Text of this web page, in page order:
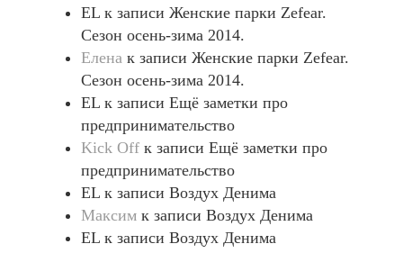
EL к записи Женские парки Zefear.
Сезон осень-зима 2014.
Елена к записи Женские парки Zefear.
Сезон осень-зима 2014.
EL к записи Ещё заметки про
предпринимательство
Kick Off к записи Ещё заметки про
предпринимательство
EL к записи Воздух Денима
Максим к записи Воздух Денима
EL к записи Воздух Денима